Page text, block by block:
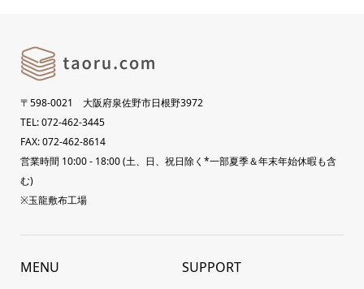
〒598-0021 大阪府泉佐野市日根野3972
TEL: 072-462-3445
FAX: 072-462-8614
営業時間 10:00 - 18:00 (土、日、祝日除く*一部夏季＆年末年始休暇も含
む)
※玉龍敷布工場
MENU SUPPORT